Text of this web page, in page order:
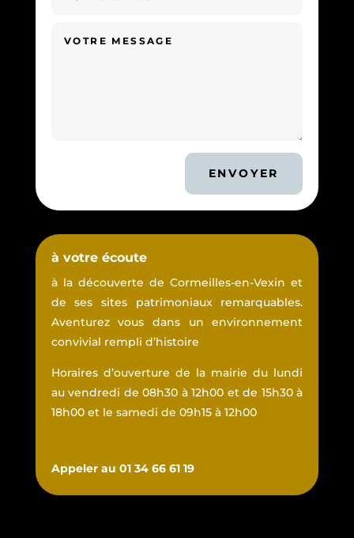
ENVOYER
à votre écoute
à la découverte de Cormeilles-en-Vexin et
de ses sites patrimoniaux remarquables.
Aventurez vous dans un environnement
convivial rempli d’histoire
Horaires d’ouverture de la mairie du lundi
au vendredi de 08h30 à 12h00 et de 15h30 à
18h00 et le samedi de 09h15 à 12h00
Appeler au 01 34 66 61 19